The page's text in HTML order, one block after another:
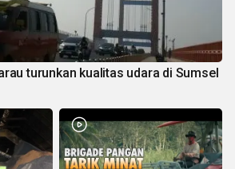
turunkan kualitas udara di Sumsel